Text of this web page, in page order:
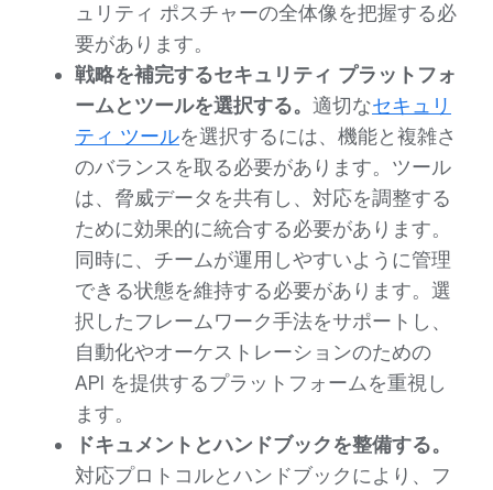
ュリティ ポスチャーの全体像を把握する必
要があります。
戦略を補完するセキュリティ プラットフォ
ームとツールを選択する。 適切なセキュリ
ティ ツールを選択するには、機能と複雑さ
のバランスを取る必要があります。ツール
は、脅威データを共有し、対応を調整する
ために効果的に統合する必要があります。
同時に、チームが運用しやすいように管理
できる状態を維持する必要があります。選
択したフレームワーク手法をサポートし、
自動化やオーケストレーションのための
API を提供するプラットフォームを重視し
ます。
ドキュメントとハンドブックを整備する。
対応プロトコルとハンドブックにより、フ